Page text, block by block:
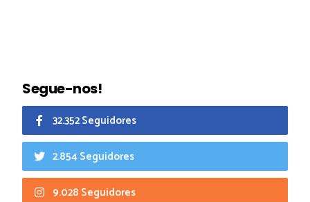
Segue-nos!
32.352 Seguidores
2.854 Seguidores
9.028 Seguidores